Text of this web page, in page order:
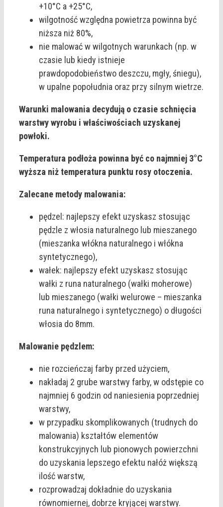
+10°C a +25°C,
wilgotność względna powietrza powinna być
niższa niż 80%,
nie malować w wilgotnych warunkach (np. w
czasie lub kiedy istnieje
prawdopodobieństwo deszczu, mgły, śniegu),
w upalne popołudnia oraz przy silnym wietrze.
Warunki malowania decydują o czasie schnięcia
warstwy wyrobu i właściwościach uzyskanej
powłoki.
Temperatura podłoża powinna być co najmniej 3°C
wyższa niż temperatura punktu rosy otoczenia.
Zalecane metody malowania:
pędzel: najlepszy efekt uzyskasz stosując
pędzle z włosia naturalnego lub mieszanego
(mieszanka włókna naturalnego i włókna
syntetycznego),
wałek: najlepszy efekt uzyskasz stosując
wałki z runa naturalnego (wałki moherowe)
lub mieszanego (wałki welurowe – mieszanka
runa naturalnego i syntetycznego) o długości
włosia do 8mm.
Malowanie pędzlem:
nie rozcieńczaj farby przed użyciem,
nakładaj 2 grube warstwy farby, w odstępie co
najmniej 6 godzin od naniesienia poprzedniej
warstwy,
w przypadku skomplikowanych (trudnych do
malowania) kształtów elementów
konstrukcyjnych lub pionowych powierzchni
do uzyskania lepszego efektu nałóż większą
ilość warstw,
rozprowadzaj dokładnie do uzyskania
równomiernej, dobrze kryjącej warstwy.